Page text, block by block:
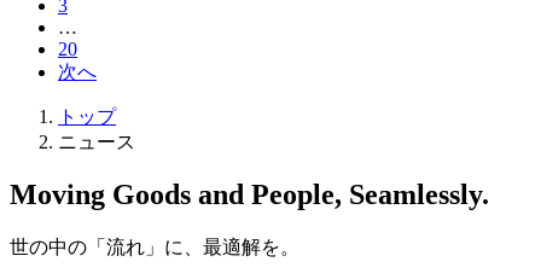
3
…
20
次へ
トップ
ニュース
Moving Goods and People, Seamlessly.
世の中の「流れ」に、最適解を。